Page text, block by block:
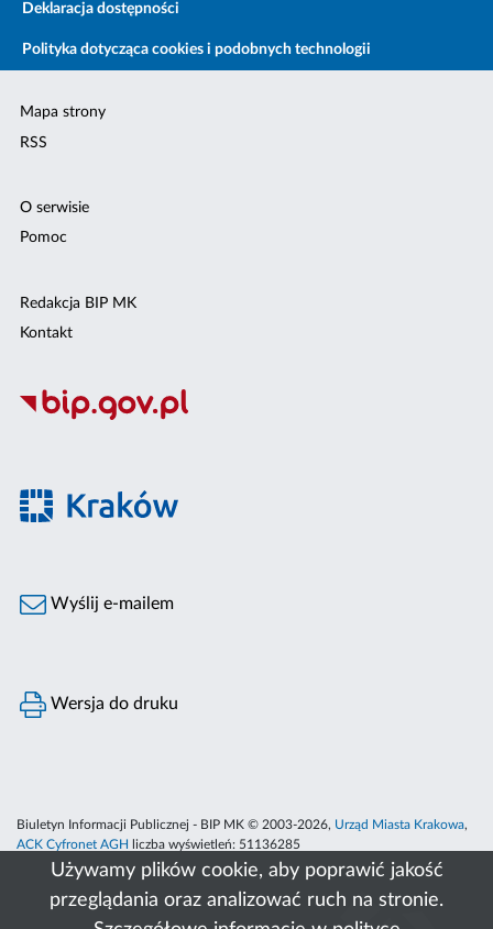
Używamy plików cookie, aby poprawić jakość
przeglądania oraz analizować ruch na stronie.
Deklaracja dostępności
Polityka dotycząca cookies i podobnych technologii
Mapa strony
RSS
O serwisie
Pomoc
Redakcja BIP MK
Kontakt
Wyślij e-mailem
Wersja do druku
Biuletyn Informacji Publicznej - BIP MK © 2003-2026, Urząd Miasta Krakowa,
ACK Cyfronet AGH
liczba wyświetleń: 51136285